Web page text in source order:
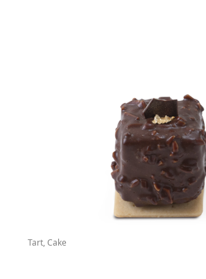
Tart, Cake